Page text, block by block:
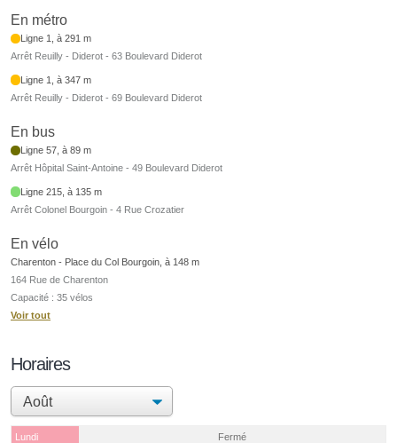
En métro
Ligne 1, à 291 m
Arrêt Reuilly - Diderot - 63 Boulevard Diderot
Ligne 1, à 347 m
Arrêt Reuilly - Diderot - 69 Boulevard Diderot
En bus
Ligne 57, à 89 m
Arrêt Hôpital Saint-Antoine - 49 Boulevard Diderot
Ligne 215, à 135 m
Arrêt Colonel Bourgoin - 4 Rue Crozatier
En vélo
Charenton - Place du Col Bourgoin, à 148 m
164 Rue de Charenton
Capacité : 35 vélos
Voir tout
Horaires
Lundi
Fermé